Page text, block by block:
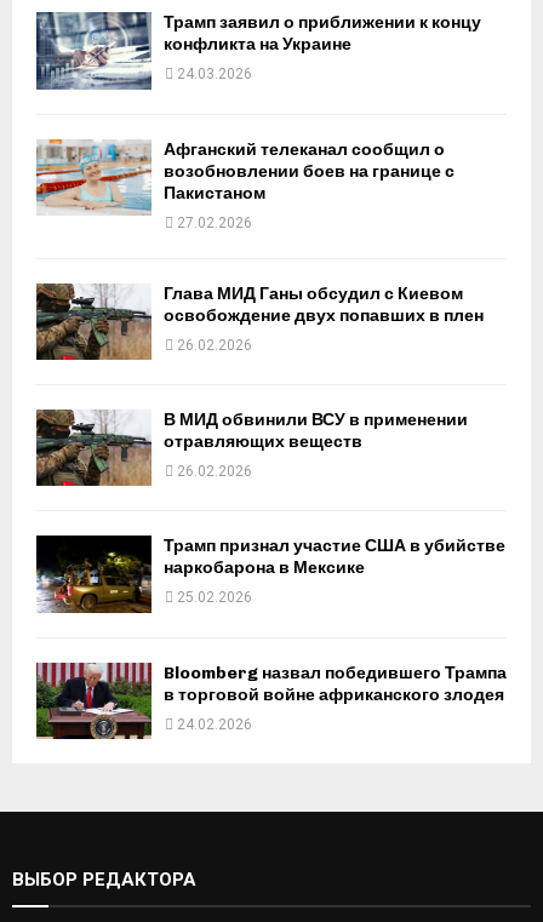
Трамп заявил о приближении к концу
конфликта на Украине
24.03.2026
Афганский телеканал сообщил о
возобновлении боев на границе с
Пакистаном
27.02.2026
Глава МИД Ганы обсудил с Киевом
освобождение двух попавших в плен
26.02.2026
В МИД обвинили ВСУ в применении
отравляющих веществ
26.02.2026
Трамп признал участие США в убийстве
наркобарона в Мексике
25.02.2026
Bloomberg назвал победившего Трампа
в торговой войне африканского злодея
24.02.2026
ВЫБОР РЕДАКТОРА